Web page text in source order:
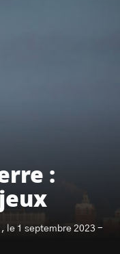
:
le 1 septembre 2023 -